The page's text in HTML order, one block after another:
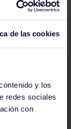
de las cookies
y los
redes sociales
con
de
evitar